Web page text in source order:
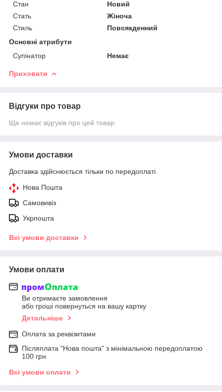
Стан
Новий
Стать
Жіноча
Стиль
Повсякденний
Основні атрибути
Супінатор
Немає
Приховати
Відгуки про товар
Ще немає відгуків про цей товар
Умови доставки
Доставка здійснюється тільки по передоплаті.
Нова Пошта
Самовивіз
Укрпошта
Всі умови доставки
Умови оплати
Ви отримаєте замовлення
або гроші повернуться на вашу картку
Детальніше
Оплата за реквізитами
Післяплата "Нова пошта" з мінімальною передоплатою
100 грн
Всі умови оплати